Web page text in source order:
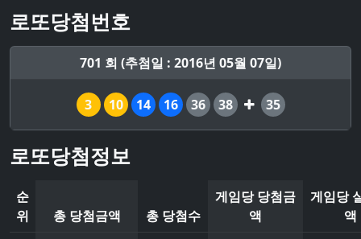
로또당첨번호
701 회 (추첨일 : 2016년 05월 07일)
3 10 14 16 36 38 35
로또당첨정보
순
위
총 당첨금액 총 당첨수
게임당 당첨금
액
게임당
액